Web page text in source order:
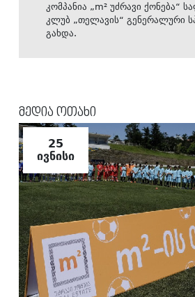
კომპანია „m² უძრავი ქონება“
კლუბ „თელავის“ გენერალური
გახდა.
ᲛᲔᲓᲘᲐ ᲝᲗᲐᲮᲘ
25
ᲘᲕᲜᲘᲡᲘ